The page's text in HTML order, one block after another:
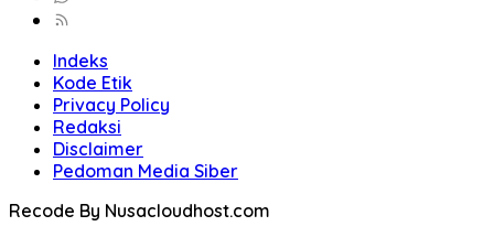
Indeks
Kode Etik
Privacy Policy
Redaksi
Disclaimer
Pedoman Media Siber
Recode By Nusacloudhost.com